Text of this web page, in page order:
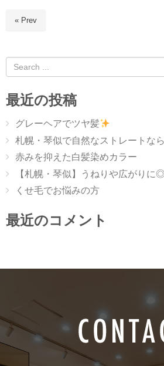
« Prev
最近の投稿
グレーヘアでツヤ髪
札幌・琴似で自然なストレートなら
赤みを抑えた白髪染めカラー
【札幌・琴似】うねりや広がりに
くせ毛でお悩みの方
最近のコメント